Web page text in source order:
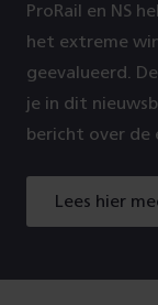
ProRail en NS
het extreme
geevalueerd.
je in dit
bericht over de
Lees hier